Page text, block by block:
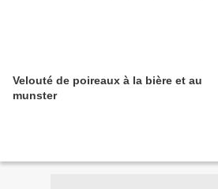
Velouté de poireaux à la bière et au
munster